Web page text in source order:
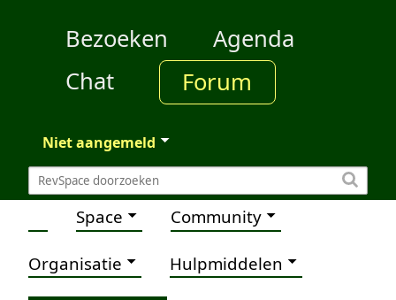
Bezoeken
Agenda
Chat
Forum
Niet aangemeld
Space Community
Organisatie Hulpmiddelen